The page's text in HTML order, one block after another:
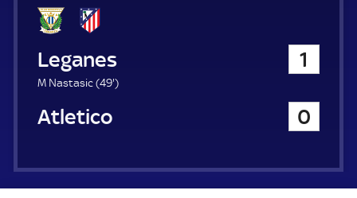
CD Leganes 1
M Nastasic (49'4
)
Atletico Madrid 0